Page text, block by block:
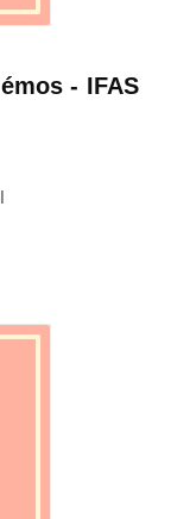
- IFAS